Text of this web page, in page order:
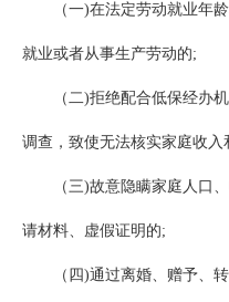
（一)在法定劳动就业年
就业或者从事生产劳动的;
（二)拒绝配合低保经办
调查，致使无法核实家庭收入
（三)故意隐瞒家庭人口
请材料、虚假证明的;
（四)通过离婚、赠予、